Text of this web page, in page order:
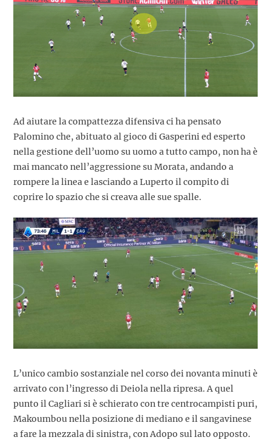
Ad aiutare la compattezza difensiva ci ha pensato
Palomino che, abituato al gioco di Gasperini ed esperto
nella gestione dell’uomo su uomo a tutto campo, non ha è
mai mancato nell’aggressione su Morata, andando a
rompere la linea e lasciando a Luperto il compito di
coprire lo spazio che si creava alle sue spalle.
L’unico cambio sostanziale nel corso dei novanta minuti è
arrivato con l’ingresso di Deiola nella ripresa. A quel
punto il Cagliari si è schierato con tre centrocampisti puri,
Makoumbou nella posizione di mediano e il sangavinese
a fare la mezzala di sinistra, con Adopo sul lato opposto.